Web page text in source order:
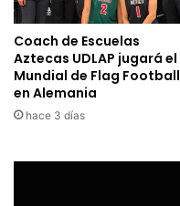
Coach de Escuelas
Aztecas UDLAP jugará el
Mundial de Flag Football
en Alemania
hace 3 días